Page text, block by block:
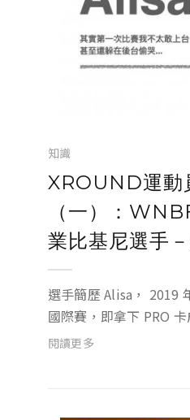
知識
XROUND運動
（一）：
業比基尼選手
選手簡歷 Alisa， 2019 年第一次登上 WNBF
國際賽，即拿下 PRO
拿下泰國 IFBB 職業卡
閱讀更多